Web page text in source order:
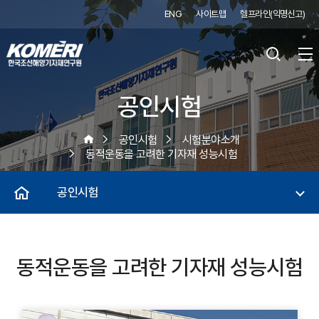
ENG 사이트맵 헬프라인(익명신고)
공인시험
공인시험
시험분야소개
동적운동을 고려한 기자재 성능시험
공인시험
동적운동을 고려한 기자재 성능시험